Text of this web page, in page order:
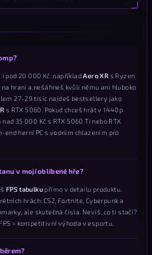
pod 20 000 Kč: napříkladAero XR s Ryzen
hraní a nešáhneš kvůli němu ani hluboko
27-29 tisíc najdeš bestsellery jako
s RTX 5060. Pokud chceš hrát v 1440p
35 000 Kč s RTX 5060 Ti nebo RTX
end herní PC s vodním chlazením pro
v mojí oblíbené hře?
FPS tabulku přímo v detailu produktu.
hrách: CS2, Fortnite, Cyberpunk a
ale skutečná čísla. Nevíš, co ti stačí?
= kompetitivní výhoda v esportu.